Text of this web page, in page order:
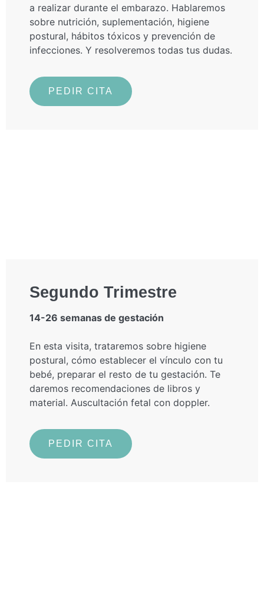
a realizar durante el embarazo. Hablaremos
sobre nutrición, suplementación, higiene
postural, hábitos tóxicos y prevención de
infecciones. Y resolveremos todas tus dudas.
PEDIR CITA
Segundo Trimestre
14-26 semanas de gestación
En esta visita, trataremos sobre higiene
postural, cómo establecer el vínculo con tu
bebé, preparar el resto de tu gestación. Te
daremos recomendaciones de libros y
material. Auscultación fetal con doppler.
PEDIR CITA